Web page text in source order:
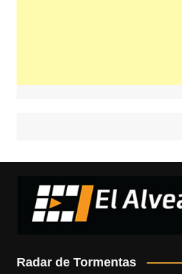
Radar de Tormentas